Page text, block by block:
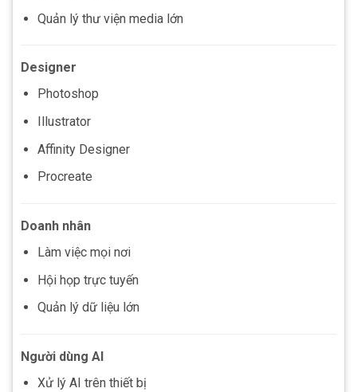
Quản lý thư viện media lớn
Designer
Photoshop
Illustrator
Affinity Designer
Procreate
Doanh nhân
Làm việc mọi nơi
Hội họp trực tuyến
Quản lý dữ liệu lớn
Người dùng AI
Xử lý AI trên thiết bị